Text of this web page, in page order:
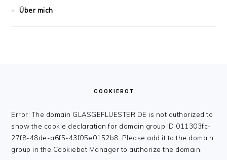
Über mich
COOKIEBOT
Error: The domain GLASGEFLUESTER.DE is not authorized to
show the cookie declaration for domain group ID 011303fc-
27f8-48de-a6f5-43f05e0152b8. Please add it to the domain
group in the Cookiebot Manager to authorize the domain.